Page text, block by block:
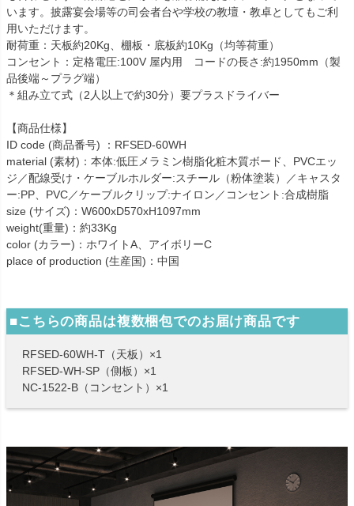
います。披露宴会場等の司会者台や学校の教壇・教卓としてもご利
用いただけます。
耐荷重：天板約20Kg、棚板・底板約10Kg（均等荷重）
コンセント：定格電圧:100V 屋内用 コードの長さ:約1950mm（製
品後端～プラグ端）
＊組み立て式（2人以上で約30分）要プラスドライバー
【商品仕様】
ID code (商品番号) ：RFSED-60WH
material (素材)：本体:低圧メラミン樹脂化粧木質ボード、PVCエッ
ジ／配線受け・ケーブルホルダー:スチール（粉体塗装）／キャスタ
ー:PP、PVC／ケーブルクリップ:ナイロン／コンセント:合成樹脂
size (サイズ)：W600xD570xH1097mm
weight(重量)：約33Kg
color (カラー)：ホワイトA、アイボリーC
place of production (生産国)：中国
■こちらの商品は複数梱包でのお届け商品です
RFSED-60WH-T（天板）×1
RFSED-WH-SP（側板）×1
NC-1522-B（コンセント）×1